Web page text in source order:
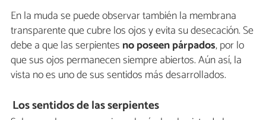
En la muda se puede observar también la membrana
transparente que cubre los ojos y evita su desecación. Se
debe a que las serpientes no poseen párpados, por lo
que sus ojos permanecen siempre abiertos. Aún así, la
vista no es uno de sus sentidos más desarrollados.
Los sentidos de las serpientes